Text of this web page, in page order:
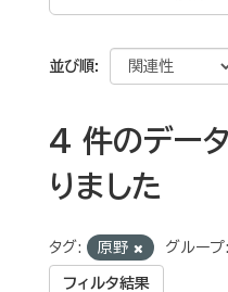
並び順
4 件のデー
りました
タグ: 原野 グループ:
フィルタ結果